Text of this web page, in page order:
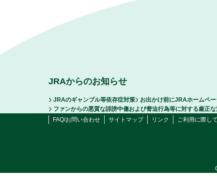
JRAからのお知らせ
JRAのギャンブル等依存症対策
お出かけ前にJRAホームペ
ファンからの悪質な誹謗中傷および脅迫行為等に対する厳正
FAQ/お問い合わせ
サイトマップ リンク ご利用に際し